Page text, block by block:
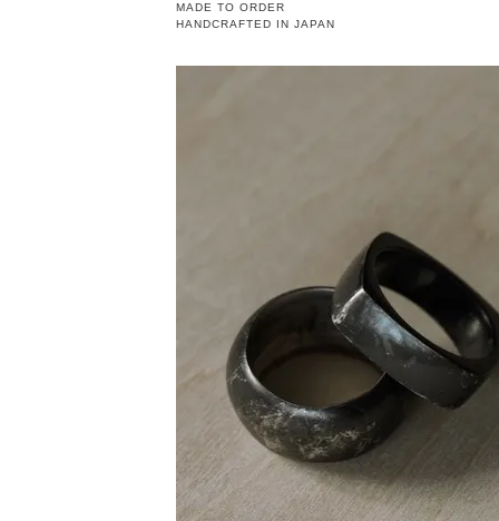
MADE TO ORDER
HANDCRAFTED IN JAPAN